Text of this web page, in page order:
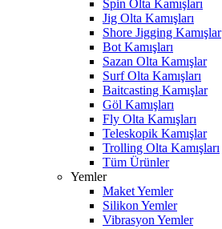
Spin Olta Kamışları
Jig Olta Kamışları
Shore Jigging Kamışlar
Bot Kamışları
Sazan Olta Kamışlar
Surf Olta Kamışları
Baitcasting Kamışlar
Göl Kamışları
Fly Olta Kamışları
Teleskopik Kamışlar
Trolling Olta Kamışları
Tüm Ürünler
Yemler
Maket Yemler
Silikon Yemler
Vibrasyon Yemler